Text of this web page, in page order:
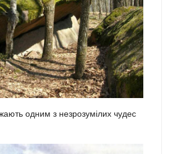
одним з незрозумілих чудес